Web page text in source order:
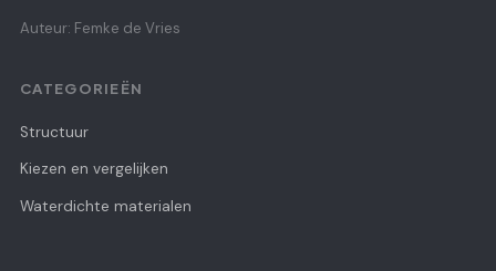
Auteur: Femke de Vries
CATEGORIEËN
Structuur
Kiezen en vergelijken
Waterdichte materialen